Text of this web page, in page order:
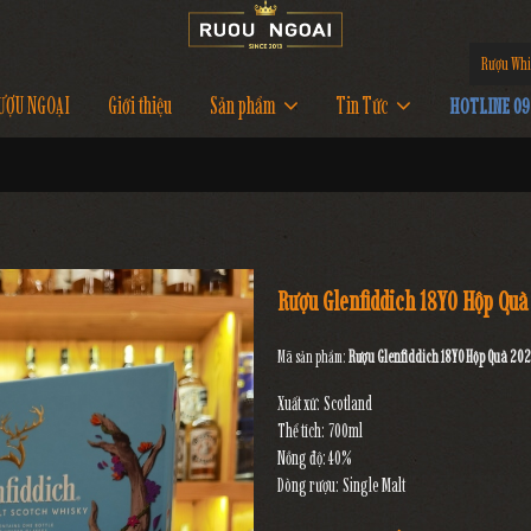
Rượu
NGOẠI Giới thiệu Sản phẩm Tin Tức HOTLINE
Rượu Glenfiddich 18YO Hộp
Mã sản phẩm:Rượu Glenfiddich 18YO Hộp Quà
Xuất xứ: Scotland
Thể tích: 700ml
Nồng độ:40%
Dòng rượu: Single Malt